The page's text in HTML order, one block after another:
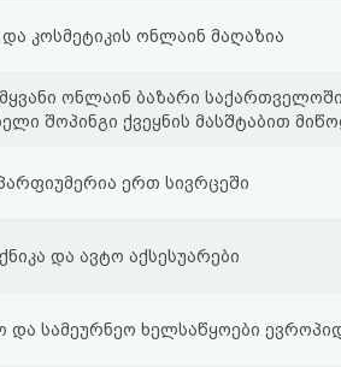
და კოსმეტიკის ონლაინ მაღაზია
ონლაინ ბაზარი საქართველოში.
შოპინგი ქვეყნის მასშტაბით
ერთ სივრცეში
და ავტო აქსესუარები
და სამეურნეო ხელსაწყოები